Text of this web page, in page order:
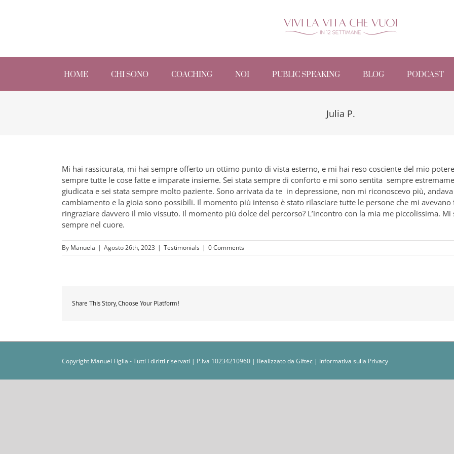
Search
HOME CHI SONO COACHING NOI PUBLIC SPEAKING BLOG PODCAST
Julia P.
Mi hai rassicurata, mi hai sempre offerto un ottimo punto di vista esterno, e mi hai reso cosciente del mio
sempre tutte le cose fatte e imparate insieme. Sei stata sempre di conforto e mi sono sentita sempre
giudicata e sei stata sempre molto paziente. Sono arrivata da te in depressione, non mi riconoscevo più,
cambiamento e la gioia sono possibili. Il momento più intenso è stato rilasciare tutte le persone che mi
ringraziare davvero il mio vissuto. Il momento più dolce del percorso? L’incontro con la mia me piccolissima.
sempre nel cuore.
By Manuela | Agosto 26th, 2023 | Testimonials | 0 Comments
Share This Story, Choose Your Platform!
Copyright Manuel Figlia - Tutti i diritti riservati | P.Iva 10234210960 | Realizzato da Giftec | Informativa sulla Privacy